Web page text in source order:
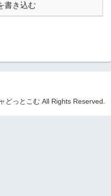
書き込む
っとこむ All Rights Reserved.